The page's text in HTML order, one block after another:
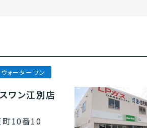
ウォーターワン
ワン江別店
町10番10